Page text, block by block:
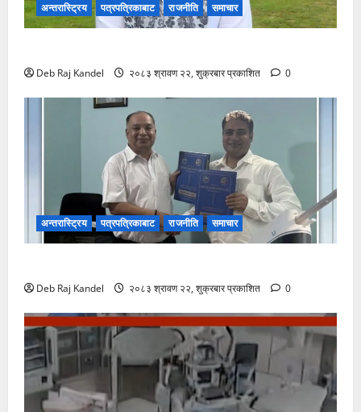
अन्तरास्ट्रिय पत्रपत्रिकाबाट राजनीति समाचार
Deb Raj Kandel २०८३ श्रावण २२, शुक्रबार प्रकाशित 0
अन्तरास्ट्रिय पत्रपत्रिकाबाट राजनीति समाचार
Deb Raj Kandel २०८३ श्रावण २२, शुक्रबार प्रकाशित 0